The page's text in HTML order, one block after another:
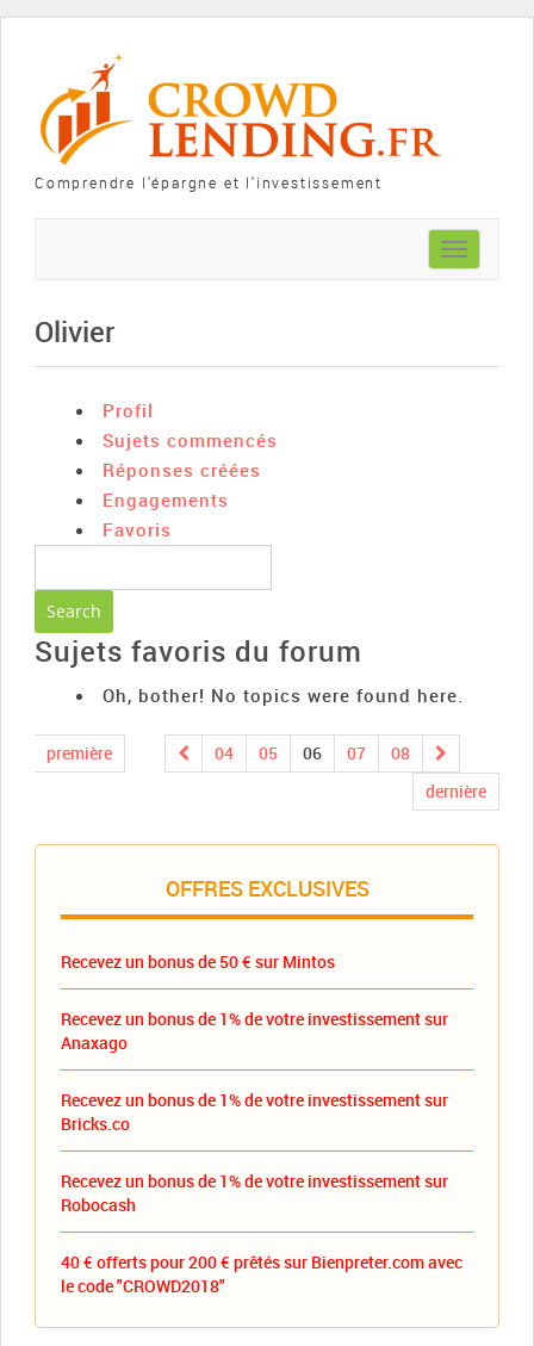
Comprendre l'épargne et l'investissement
Toggle
navigation
Olivier
Profil
Sujets commencés
Réponses créées
Engagements
Favoris
Sujets favoris du forum
Oh, bother! No topics were found here.
première 04 05 06 07
08
dernière
OFFRES EXCLUSIVES
Recevez un bonus de 50 € sur Mintos
Recevez un bonus de 1% de votre investissement sur
Anaxago
Recevez un bonus de 1% de votre investissement sur
Bricks.co
Recevez un bonus de 1% de votre investissement sur
Robocash
40 € offerts pour 200 € prêtés sur Bienpreter.com avec
le code "CROWD2018"